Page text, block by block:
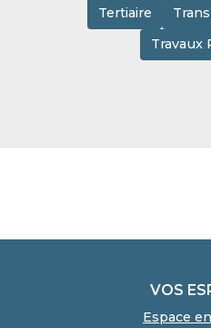
Tertiaire
Travaux
VOS
Espace